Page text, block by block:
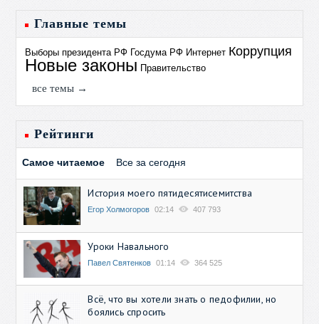
Главные темы
Выборы президента РФ Госдума РФ Интернет Коррупция
Новые законы Правительство
все темы →
Рейтинги
Самое читаемое Все за сегодня
История моего пятидесятисемитства
Егор Холмогоров 02:14 407 793
Уроки Навального
Павел Святенков 01:14 364 525
Всё, что вы хотели знать о педофилии, но
боялись спросить